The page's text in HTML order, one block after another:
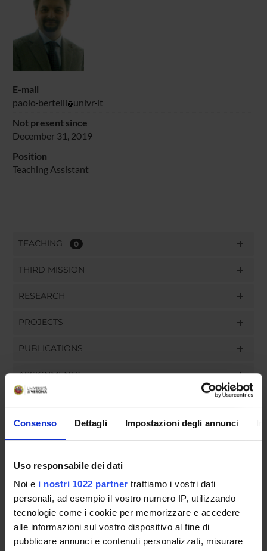
Consenso Dettagli Impostazioni degli annunci
Uso responsabile dei dati
Noi e i nostri 1022 partner trattiamo i vostri dati
personali, ad esempio il vostro numero IP, utilizzando
tecnologie come i cookie per memorizzare e accedere
alle informazioni sul vostro dispositivo al fine di
pubblicare annunci e contenuti personalizzati, misurare
E-mail
paolo bertelli univr it
Not present since
December 31, 2019
Position
Teaching Assistant
TEACHING 0
THIRD MISSION
RESEARCH
PROJECTS
PUBLICATIONS
ASSIGNMENTS
ORGANISATION
GOVERNANCE
DEPARTMENT ADMINISTRATION OFFICES
STUDENT ADMINISTRATION OFFICES